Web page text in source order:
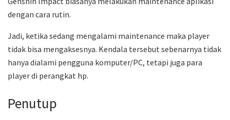
dengan cara rutin.
Jadi, ketika sedang mengalami maintenance maka player
tidak bisa mengaksesnya. Kendala tersebut sebenarnya tidak
hanya dialami pengguna komputer/PC, tetapi juga para
player di perangkat hp.
Penutup